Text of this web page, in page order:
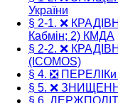
України
§ 2-1. ❌
Кабмін; 2) КМДА
§ 2-2. ❌
(ICOMOS)
§ 4. ❎
§ 5. ❌
§ 6.